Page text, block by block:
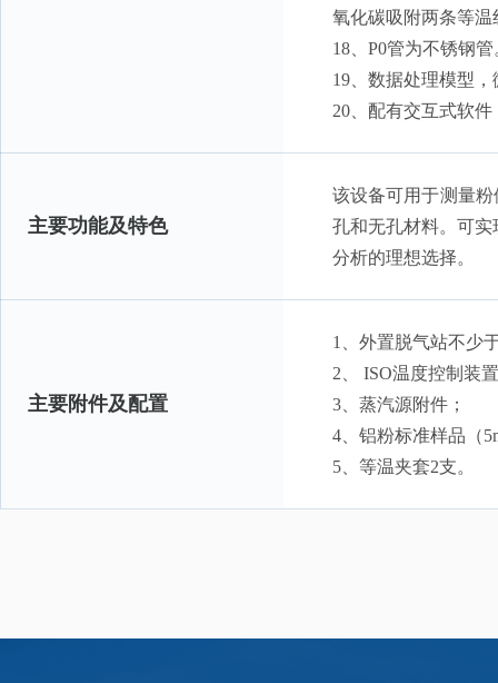
氧化碳吸附两条等
18、P0管为不锈钢管
19、数据处理模型
20、配有交互式软
主要功能及特色
该设备可用于测量
孔和无孔材料。可实
分析的理想选择。
主要附件及配置
1、外置脱气站不少
2、 ISO温度控制装
3、蒸汽源附件；
4、铝粉标准样品（
5、等温夹套2支。